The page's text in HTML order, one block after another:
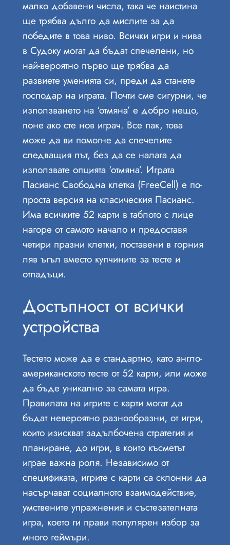
малко добавени числа, така че наистина
ще трябва дълго да мислите за да
победите в това ниво. Всички игри и нива
в Судоку могат да бъдат спечелени, но
най-вероятно първо ще трябва да
развиете уменията си, преди да станете
господар на играта. Почти сме сигурни, че
използването на ‘отмяна’ е добро нещо,
поне ако сте нов играч. Все пак, това
може да ви помогне да спечелите
следващия път, без да се налага да
използвате опцията ‘отмяна’. Играта
Пасианс Свободна клетка (FreeCell) е по-
проста версия на класическия Пасианс.
Има всичките 52 карти в таблото с лице
нагоре от самото начало и предоставя
четири празни клетки, поставени в горния
ляв ъгъл вместо купчините за тесте и
отпадъци.
Достъпност от всички
устройства
Тестето може да е стандартно, като англо-
американското тесте от 52 карти, или може
да бъде уникално за самата игра.
Правилата на игрите с карти могат да
бъдат невероятно разнообразни, от игри,
които изискват задълбочена стратегия и
планиране, до игри, в които късметът
играе важна роля. Независимо от
спецификата, игрите с карти са склонни да
насърчават социалното взаимодействие,
умствените упражнения и състезателната
игра, което ги прави популярен избор за
много геймъри.